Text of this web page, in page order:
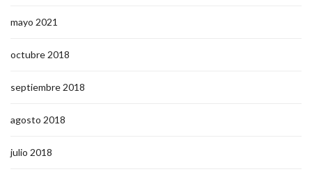
mayo 2021
octubre 2018
septiembre 2018
agosto 2018
julio 2018